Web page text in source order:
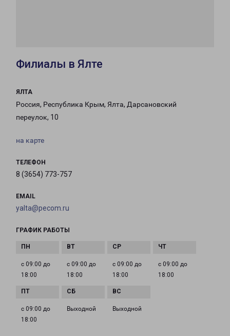
Филиалы в Ялте
ЯЛТА
Россия, Республика Крым, Ялта, Дарсановский
переулок, 10
на карте
ТЕЛЕФОН
8 (3654) 773-757
EMAIL
yalta@pecom.ru
ГРАФИК РАБОТЫ
с 09:00 до
18:00
с 09:00 до
18:00
с 09:00 до
18:00
с 09:00 до
18:00
с 09:00 до
18:00
Выходной Выходной